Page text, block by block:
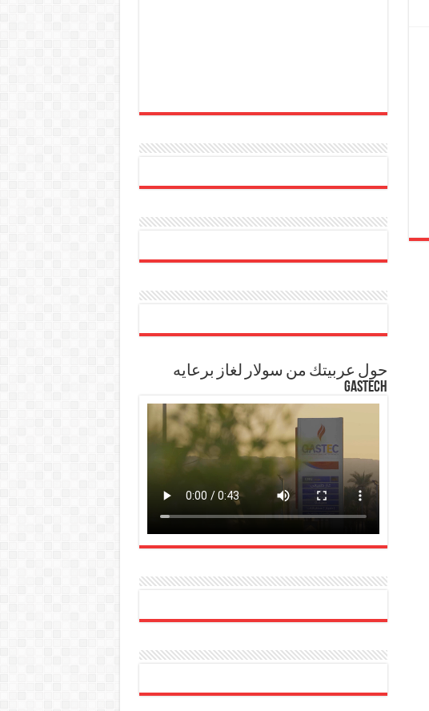
حول عربيتك من سولار لغاز برعايه
GASTECH